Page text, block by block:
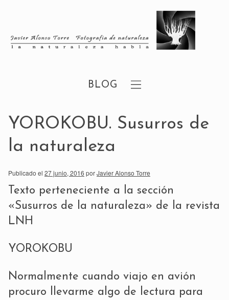
BLOG
YOROKOBU. Susurros de
la naturaleza
Publicado el 27 junio, 2016 porJavier Alonso Torre
Texto perteneciente a la sección
«Susurros de la naturaleza» de la revista
LNH
YOROKOBU
Normalmente cuando viajo en avión
procuro llevarme algo de lectura para